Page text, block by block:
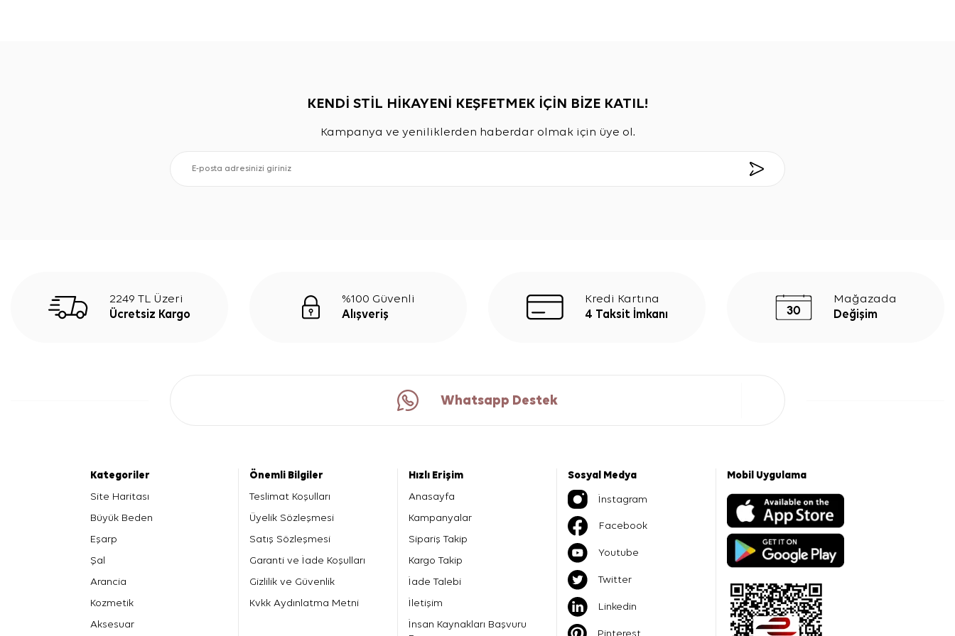
KENDİ STİL HİKAYENİ KEŞFETMEK İÇİN BİZE KATIL!
Kampanya ve yeniliklerden haberdar olmak için üye ol.
2249 TL Üzeri
Ücretsiz Kargo
%100 Güvenli
Alışveriş
Kredi Kartına
4 Taksit İmkanı
Mağazada
Değişim
Whatsapp Destek
Kategoriler
Site Haritası
Büyük Beden
Eşarp
Şal
Arancia
Kozmetik
Aksesuar
Önemli Bilgiler
Teslimat Koşulları
Üyelik Sözleşmesi
Satış Sözleşmesi
Garanti ve İade Koşulları
Gizlilik ve Güvenlik
Kvkk Aydınlatma Metni
Hızlı Erişim
Anasayfa
Kampanyalar
Sipariş Takip
Kargo Takip
İade Talebi
İletişim
İnsan Kaynakları Başvuru
Sosyal Medya
İnstagram
Facebook
Youtube
Twitter
Linkedin
Pinterest
Mobil Uygulama